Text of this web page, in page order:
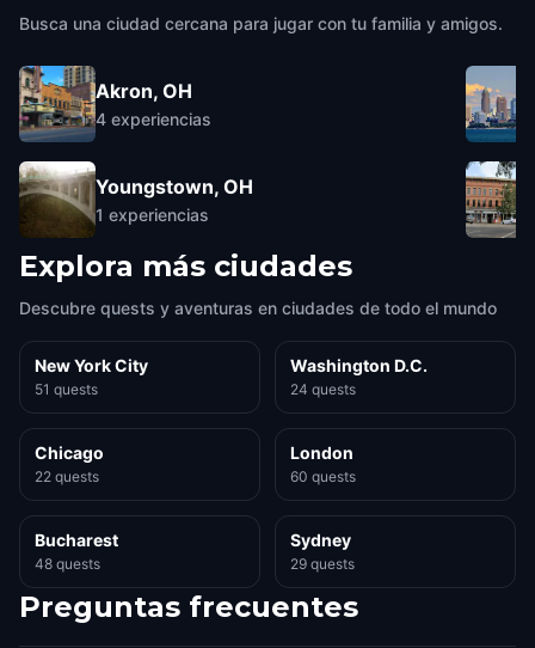
Busca una ciudad cercana para jugar con tu familia y amigos.
Akron, OH
4 experiencias
Youngstown, OH
1 experiencias
Explora más ciudades
Descubre quests y aventuras en ciudades de todo el mundo
New York City
51 quests
Washington D.C.
24 quests
Chicago
22 quests
London
60 quests
Bucharest
48 quests
Sydney
29 quests
Preguntas frecuentes